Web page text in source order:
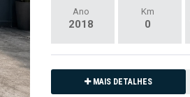
Ano
2018
Km
0
MAIS DETALHES